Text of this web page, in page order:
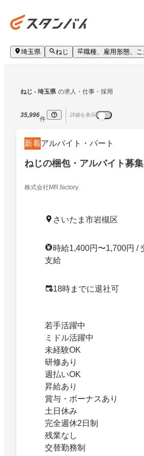
埼玉県 ねじ 職種、雇用形態、
ねじ - 埼玉県 の求人・仕事・採用
35,996
件
詳細を表示
新着アルバイト・パート
ねじの梱包・アルバイト募集
株式会社MR.factory
さいたま市岩槻区
時給1,400円〜1,700円 /
支給
18時までに退社可
若手活躍中
ミドル活躍中
未経験OK
研修あり
週払いOK
昇給あり
賞与・ボーナスあり
土日休み
完全週休2日制
残業なし
交替勤務制